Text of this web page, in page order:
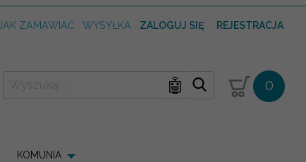
JAK ZAMAWIAĆ WYSYŁKA ZALOGUJ SIĘ REJESTRACJA
🤖 0
KOMUNIA